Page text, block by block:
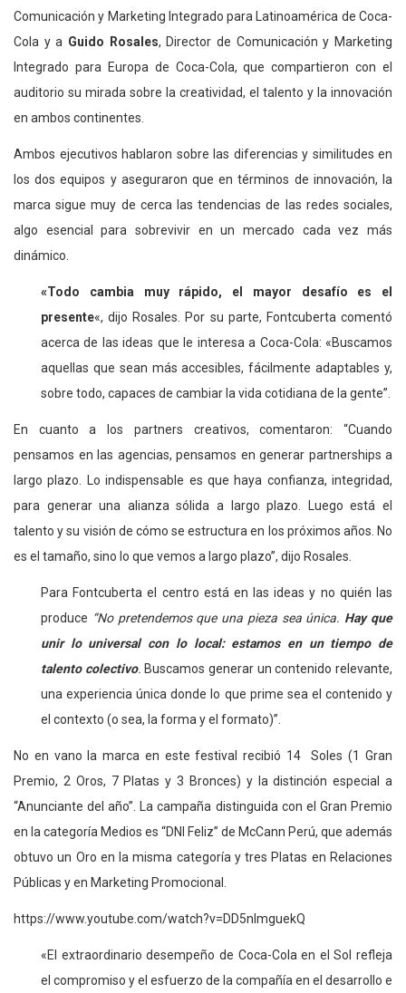
Comunicación y Marketing Integrado para Latinoamérica de Coca-
Cola y a Guido Rosales, Director de Comunicación y Marketing
Integrado para Europa de Coca-Cola, que compartieron con el
auditorio su mirada sobre la creatividad, el talento y la innovación
en ambos continentes.
Ambos ejecutivos hablaron sobre las diferencias y similitudes en
los dos equipos y aseguraron que en términos de innovación, la
marca sigue muy de cerca las tendencias de las redes sociales,
algo esencial para sobrevivir en un mercado cada vez más
dinámico.
«Todo cambia muy rápido, el mayor desafío es el
presente«, dijo Rosales. Por su parte, Fontcuberta comentó
acerca de las ideas que le interesa a Coca-Cola: «Buscamos
aquellas que sean más accesibles, fácilmente adaptables y,
sobre todo, capaces de cambiar la vida cotidiana de la gente”.
En cuanto a los partners creativos, comentaron: “Cuando
pensamos en las agencias, pensamos en generar partnerships a
largo plazo. Lo indispensable es que haya confianza, integridad,
para generar una alianza sólida a largo plazo. Luego está el
talento y su visión de cómo se estructura en los próximos años. No
es el tamaño, sino lo que vemos a largo plazo”, dijo Rosales.
Para Fontcuberta el centro está en las ideas y no quién las
produce “No pretendemos que una pieza sea única. Hay que
unir lo universal con lo local: estamos en un tiempo de
talento colectivo. Buscamos generar un contenido relevante,
una experiencia única donde lo que prime sea el contenido y
el contexto (o sea, la forma y el formato)”.
No en vano la marca en este festival recibió 14 Soles (1 Gran
Premio, 2 Oros, 7 Platas y 3 Bronces) y la distinción especial a
“Anunciante del año”. La campaña distinguida con el Gran Premio
en la categoría Medios es “DNI Feliz” de McCann Perú, que además
obtuvo un Oro en la misma categoría y tres Platas en Relaciones
Públicas y en Marketing Promocional.
https://www.youtube.com/watch?v=DD5nImguekQ
«El extraordinario desempeño de Coca-Cola en el Sol refleja
el compromiso y el esfuerzo de la compañía en el desarrollo e